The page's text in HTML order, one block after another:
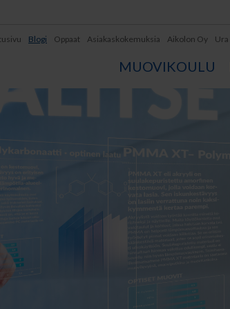
Blogi Oppaat Asiakaskokemuksia Aikolon Oy Ura
MUOVIKOULU